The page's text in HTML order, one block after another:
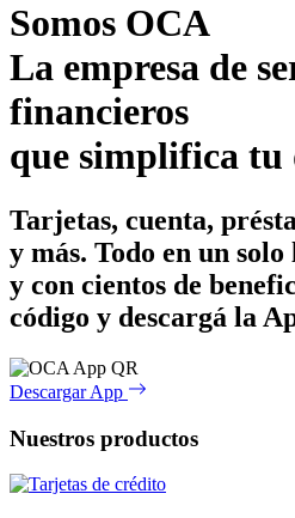
Somos OCA
La empresa de
financieros
que simplifica tu
Tarjetas, cuenta,
y más. Todo en un
y con cientos de
código y descargá la
Descargar App
Nuestros productos